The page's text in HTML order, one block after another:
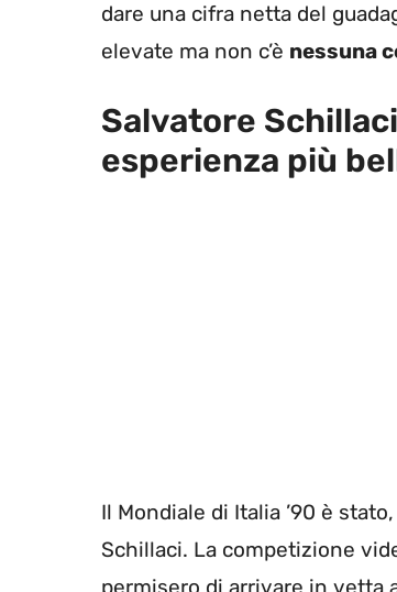
dare una cifra netta del
elevate ma non c’è nessuna
Salvatore
esperienza più
Il Mondiale di Italia ’90 è
Schillaci. La competizione